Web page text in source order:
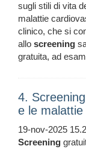
sugli stili di vita
malattie
clinico, che si
allo screening
gratuita, ad
4.
e le
19-nov-2025
Screening